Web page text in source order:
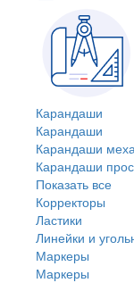
Карандаши
Карандаши
Карандаши
Карандаши
Показать все
Корректоры
Ластики
Линейки и
Маркеры
Маркеры